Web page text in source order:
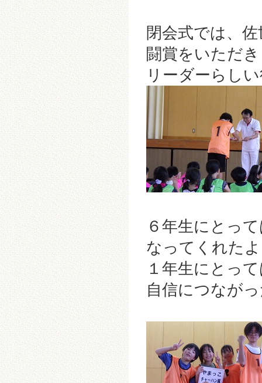
閉会式では、
闘賞をいただ
リーダーらし
６年生にとっ
なってくれた
１年生にとっ
自信につなが